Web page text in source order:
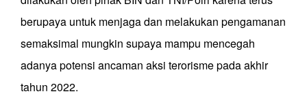
berupaya untuk menjaga dan melakukan pengamanan
semaksimal mungkin supaya mampu mencegah
adanya potensi ancaman aksi terorisme pada akhir
tahun 2022.